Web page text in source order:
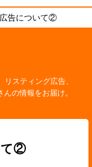
告について②
スティング広告、
の情報をお届け。
て②